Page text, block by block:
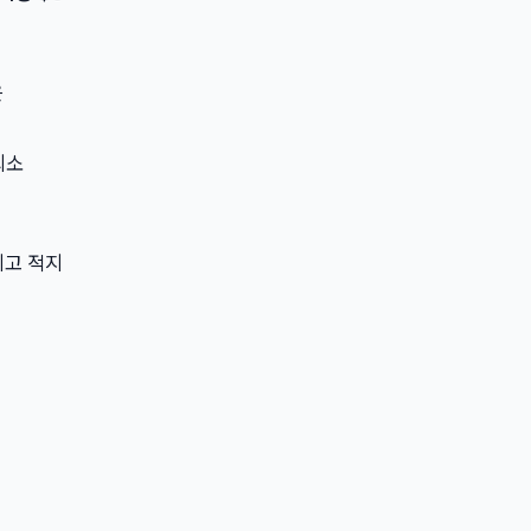
소
적지